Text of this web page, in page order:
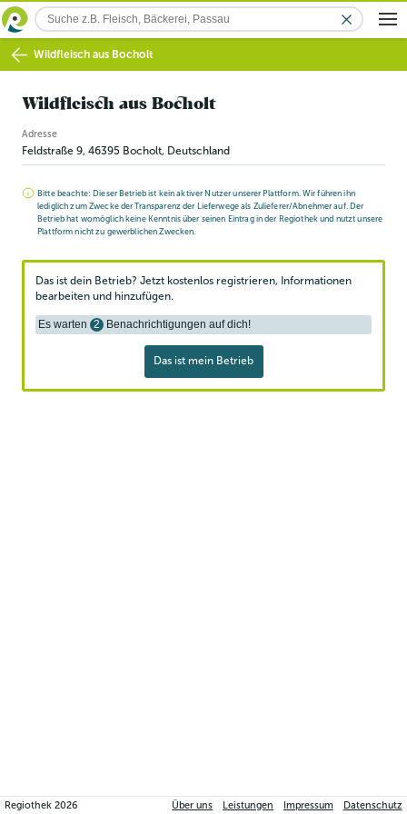
Wildfleisch aus Bocholt
Wildfleisch aus Bocholt
Adresse
Feldstraße 9, 46395 Bocholt, Deutschland
Bitte beachte: Dieser Betrieb ist kein aktiver Nutzer unserer Plattform. Wir führen ihn
lediglich zum Zwecke der Transparenz der Lieferwege als Zulieferer/Abnehmer auf. Der
Betrieb hat womöglich keine Kenntnis über seinen Eintrag in der Regiothek und nutzt unsere
Plattform nicht zu gewerblichen Zwecken.
Das ist dein Betrieb? Jetzt kostenlos registrieren, Informationen
bearbeiten und hinzufügen.
Es warten 2 Benachrichtigungen auf dich!
Das ist mein Betrieb
Regiothek2026 Über uns Leistungen Impressum Datenschutz